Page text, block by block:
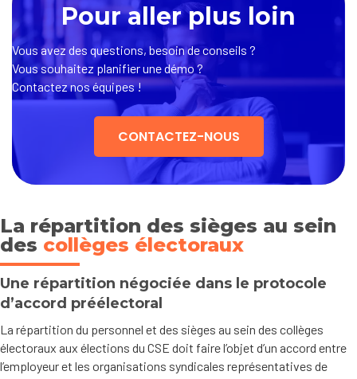
Pour aller plus loin
Vous avez des questions, besoin de conseils ?
Vous souhaitez planifier une démo ?
Contactez nos équipes !
CONTACTEZ-NOUS
La répartition des sièges au sein
des collèges électoraux
Une répartition négociée dans le protocole
d’accord préélectoral
La répartition du personnel et des sièges au sein des collèges
électoraux aux élections du CSE doit faire l’objet d’un accord entre
l’employeur et les organisations syndicales représentatives de